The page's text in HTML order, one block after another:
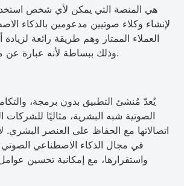
لإنشاء وكلاء صوتيين مدعومين بالذكاء
العملاء الممتاز وهم طريقة رائعة لزيادة
وذلك ببساطة لأنه عبارة عن منصة قوية ومباشرة.
يُعدّ مُنشئ التطبيق بدون برمجة،
الصوتية شبه البشرية، مثاليًا للشركات
اتصالاتها مع الحفاظ على العنصر البشري.
في مجال الذكاء الاصطناعي الصوتي
واستقرارها، مع إمكانية تحسين